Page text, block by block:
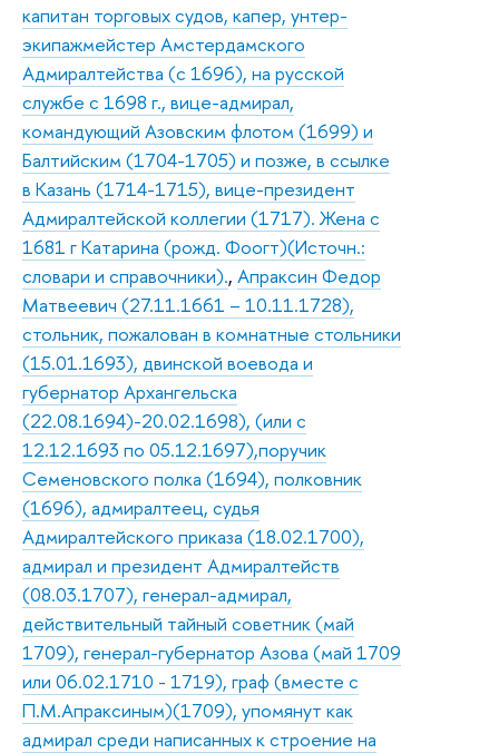
капитан торговых судов, капер, унтер-
экипажмейстер Амстердамского
Адмиралтейства (с 1696), на русской
службе с 1698 г., вице-адмирал,
командующий Азовским флотом (1699) и
Балтийским (1704-1705) и позже, в ссылке
в Казань (1714-1715), вице-президент
Адмиралтейской коллегии (1717). Жена с
1681 г Катарина (рожд. Фоогт)(Источн.:
словари и справочники)., Апраксин Федор
Матвеевич (27.11.1661 – 10.11.1728),
стольник, пожалован в комнатные стольники
(15.01.1693), двинской воевода и
губернатор Архангельска
(22.08.1694)-20.02.1698), (или с
12.12.1693 по 05.12.1697),поручик
Семеновского полка (1694), полковник
(1696), адмиралтеец, судья
Адмиралтейского приказа (18.02.1700),
адмирал и президент Адмиралтейств
(08.03.1707), генерал-адмирал,
действительный тайный советник (май
1709), генерал-губернатор Азова (май 1709
или 06.02.1710 - 1719), граф (вместе с
П.М.Апраксиным)(1709), упомянут как
адмирал среди написанных к строение на